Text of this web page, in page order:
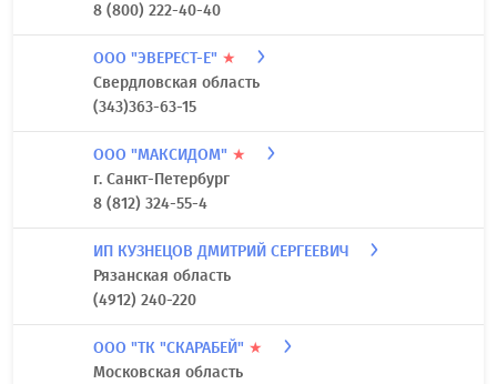
8 (800) 222-40-40
ООО "ЭВЕРЕСТ-Е" ★
Свердловская область
(343)363-63-15
ООО "МАКСИДОМ" ★
г. Санкт-Петербург
8 (812) 324-55-4
ИП КУЗНЕЦОВ ДМИТРИЙ СЕРГЕЕВИЧ
Рязанская область
(4912) 240-220
ООО "ТК "СКАРАБЕЙ" ★
Московская область